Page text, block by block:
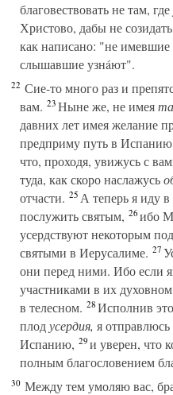
благовествовать не там, где
Христово, дабы не
как написано: "не
слышавшие узнáют".
22 Сие-то много раз и
вам. 23Ныне же, не имея
давних лет имея желание
предприму путь в
что, проходя, увижусь с
туда, как скоро наслажусь
отчасти. 25А теперь я иду
послужить святым, 26ибо
усердствуют некоторым
святыми в Иерусалиме. 27
они перед ними. Ибо если
участниками в их
в телесном. 28Исполнив
плодусердия, я
Испанию, 29и уверен, что
полным благословением
30 Между тем умоляю вас,